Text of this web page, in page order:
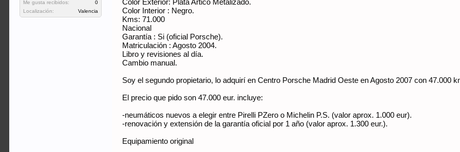
Me gusta recibidos:
0
Localización:
Valencia
Color Exterior: Plata Artico Metalizado.
Color Interior : Negro.
Kms: 71.000
Nacional
Garantía : Si (oficial Porsche).
Matriculación : Agosto 2004.
Libro y revisiones al día.
Cambio manual.
Soy el segundo propietario, lo adquirí en Centro Porsche Madrid Oeste en Agosto 2007 con 47.000
El precio que pido son 47.000 eur. incluye:
-neumáticos nuevos a elegir entre Pirelli PZero o Michelin P.S. (valor aprox. 1.000 eur).
-renovación y extensión de la garantía oficial por 1 año (valor aprox. 1.300 eur.).
Equipamiento original